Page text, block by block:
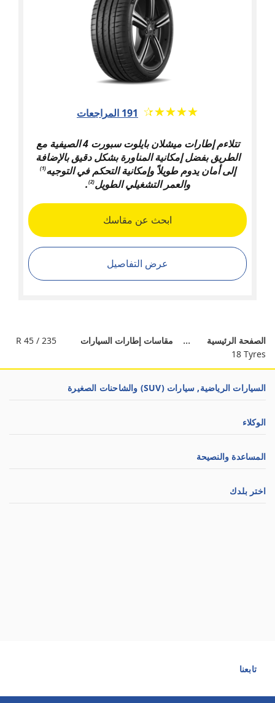
★★★★★
☆☆☆☆☆ 191 المراجعات
تتلاءم إطارات ميشلان بايلوت سبورت 4 الصيفية مع
الطريق بفضل إمكانية المناورة بشكل دقيق بالإضافة
إلى أمان يدوم طويلاً وإمكانية التحكم في التوجيه(1)
والعمر التشغيلي الطويل(2)
.
ابحث عن مقاسك
عرض التفاصيل
الصفحة الرئيسية مقاسات إطارات السيارات
235 / 45 R
18 Tyres
السيارات الرياضية, سيارات (SUV) والشاحنات الصغيرة
الوكلاء
المساعدة والنصيحة
اختر بلدك
تابعنا